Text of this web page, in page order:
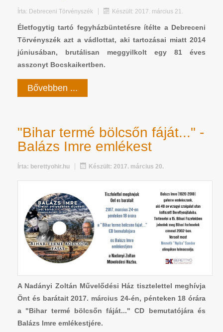
Írta: Debreceni Törvényszék Készült: 2017. március 21.
Életfogytig tartó fegyházbüntetésre ítélte a Debreceni
Törvényszék azt a vádlottat, aki tartozásai miatt 2014
júniusában, brutálisan meggyilkolt egy 81 éves
asszonyt Bocskaikertben.
Bővebben ...
"Bihar termé bölcsőn fáját..." -
Balázs Imre emlékest
Írta: berettyohir.hu Készült: 2017. március 20.
A Nadányi Zoltán Művelődési Ház tisztelettel meghívja
Önt és barátait 2017. március 24-én, pénteken 18 órára
a "Bihar termé bölcsőn fáját..." CD bemutatójára és
Balázs Imre emlékestjére.